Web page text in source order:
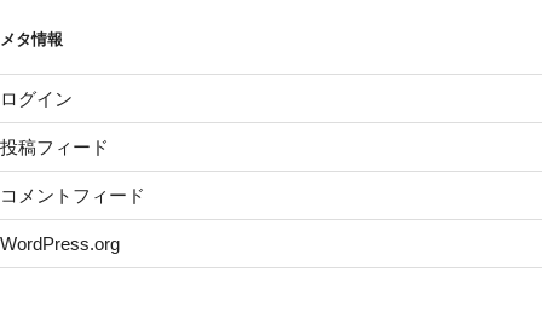
メタ情報
ログイン
投稿フィード
コメントフィード
WordPress.org